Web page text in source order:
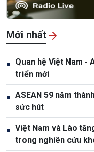
Mới nhất
● Quan hệ Việt Nam -
triển mới
● ASEAN 59 năm
sức hút
● Việt Nam và Lào
trong nghiên cứu